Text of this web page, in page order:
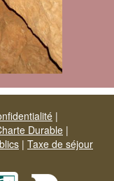
|
Durable |
| Taxe de séjour